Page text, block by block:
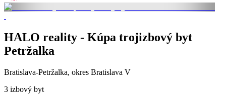
HALO reality - Kúpa trojizbový byt
Petržalka
Bratislava-Petržalka, okres Bratislava V
3 izbový byt